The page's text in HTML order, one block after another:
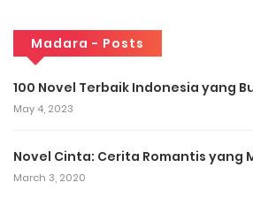
Madara - Posts
100 Novel Terbaik Indonesia yang
May 4, 2023
Novel Cinta: Cerita Romantis yang
March 3, 2020